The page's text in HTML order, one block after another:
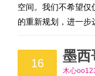
空间。我们不希望
的重新规划，进一
16 墨
木心